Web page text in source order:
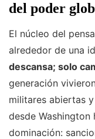
del poder
El núcleo del
alrededor de una
descansa; solo
generación
militares abiertas
desde
dominación: